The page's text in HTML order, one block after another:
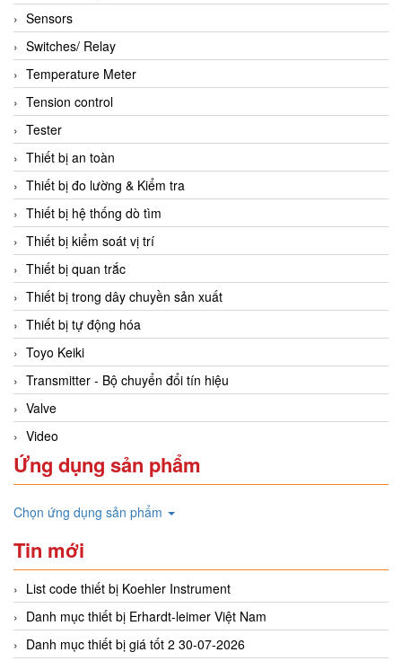
Sensors
Switches/ Relay
Temperature Meter
Tension control
Tester
Thiết bị an toàn
Thiết bị đo lường & Kiểm tra
Thiết bị hệ thống dò tìm
Thiết bị kiểm soát vị trí
Thiết bị quan trắc
Thiết bị trong dây chuyền sản xuất
Thiết bị tự động hóa
Toyo Keiki
Transmitter - Bộ chuyển đổi tín hiệu
Valve
Video
Ứng dụng sản phẩm
Chọn ứng dụng sản phẩm
Tin mới
List code thiết bị Koehler Instrument
Danh mục thiết bị Erhardt-leimer Việt Nam
Danh mục thiết bị giá tốt 2 30-07-2026